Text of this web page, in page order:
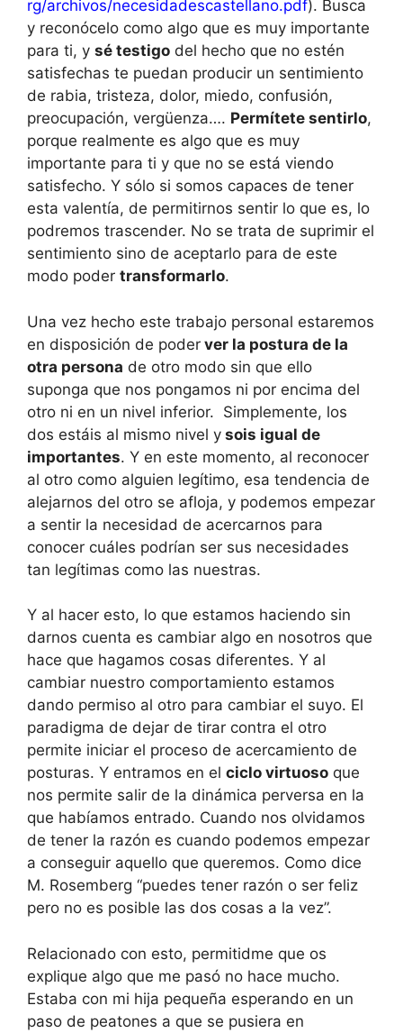
rg/archivos/necesidadescastellano.pdf). Busca
y reconócelo como algo que es muy importante
para ti, y sé testigo del hecho que no estén
satisfechas te puedan producir un sentimiento
de rabia, tristeza, dolor, miedo, confusión,
preocupación, vergüenza…. Permítete sentirlo,
porque realmente es algo que es muy
importante para ti y que no se está viendo
satisfecho. Y sólo si somos capaces de tener
esta valentía, de permitirnos sentir lo que es, lo
podremos trascender. No se trata de suprimir el
sentimiento sino de aceptarlo para de este
modo poder transformarlo.
Una vez hecho este trabajo personal estaremos
en disposición de poder ver la postura de la
otra persona de otro modo sin que ello
suponga que nos pongamos ni por encima del
otro ni en un nivel inferior. Simplemente, los
dos estáis al mismo nivel y sois igual de
importantes. Y en este momento, al reconocer
al otro como alguien legítimo, esa tendencia de
alejarnos del otro se afloja, y podemos empezar
a sentir la necesidad de acercarnos para
conocer cuáles podrían ser sus necesidades
tan legítimas como las nuestras.
Y al hacer esto, lo que estamos haciendo sin
darnos cuenta es cambiar algo en nosotros que
hace que hagamos cosas diferentes. Y al
cambiar nuestro comportamiento estamos
dando permiso al otro para cambiar el suyo. El
paradigma de dejar de tirar contra el otro
permite iniciar el proceso de acercamiento de
posturas. Y entramos en el ciclo virtuoso que
nos permite salir de la dinámica perversa en la
que habíamos entrado. Cuando nos olvidamos
de tener la razón es cuando podemos empezar
a conseguir aquello que queremos. Como dice
M. Rosemberg “puedes tener razón o ser feliz
pero no es posible las dos cosas a la vez”.
Relacionado con esto, permitidme que os
explique algo que me pasó no hace mucho.
Estaba con mi hija pequeña esperando en un
paso de peatones a que se pusiera en